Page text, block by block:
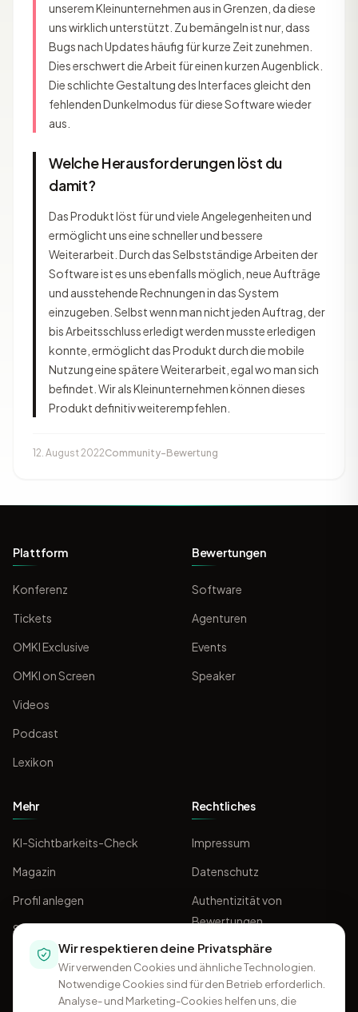
unserem Kleinunternehmen aus in Grenzen, da diese
uns wirklich unterstützt. Zu bemängeln ist nur, dass
Bugs nach Updates häufig für kurze Zeit zunehmen.
Dies erschwert die Arbeit für einen kurzen Augenblick.
Die schlichte Gestaltung des Interfaces gleicht den
fehlenden Dunkelmodus für diese Software wieder
aus.
Welche Herausforderungen löst du
damit?
Das Produkt löst für und viele Angelegenheiten und
ermöglicht uns eine schneller und bessere
Weiterarbeit. Durch das Selbstständige Arbeiten der
Software ist es uns ebenfalls möglich, neue Aufträge
und ausstehende Rechnungen in das System
einzugeben. Selbst wenn man nicht jeden Auftrag, der
bis Arbeitsschluss erledigt werden musste erledigen
konnte, ermöglicht das Produkt durch die mobile
Nutzung eine spätere Weiterarbeit, egal wo man sich
befindet. Wir als Kleinunternehmen können dieses
Produkt definitiv weiterempfehlen.
12. August 2022Community-Bewertung
Plattform
Konferenz
Tickets
OMKI Exclusive
OMKI on Screen
Videos
Podcast
Lexikon
Bewertungen
Software
Agenturen
Events
Speaker
Mehr
KI-Sichtbarkeits-Check
Magazin
Profil anlegen
Sponsoring
Rechtliches
Impressum
Datenschutz
Authentizität von
Bewertungen
AGB
Wir respektieren deine Privatsphäre
Wir verwenden Cookies und ähnliche Technologien.
Notwendige Cookies sind für den Betrieb erforderlich.
Analyse- und Marketing-Cookies helfen uns, die